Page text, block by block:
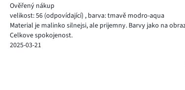
Ověřený nákup
velikost: 56 (odpovídající) , barva: tmavě modro-aqua
Material je malinko silnejsi, ale prijemny. Barvy jako na
Celkove spokojenost.
2025-03-21